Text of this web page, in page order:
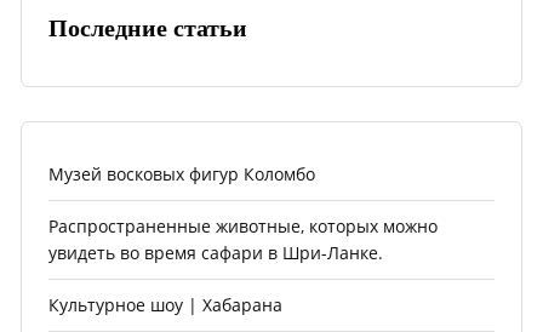
Последние статьи
Музей восковых фигур Коломбо
Распространенные животные, которых можно
увидеть во время сафари в Шри-Ланке.
Культурное шоу | Хабарана